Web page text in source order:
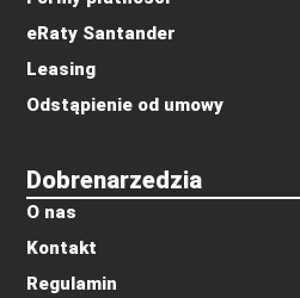
Dobrenarzedzia
O nas
Kontakt
Regulamin
eRaty Santander
Leasing
Odstąpienie od umowy